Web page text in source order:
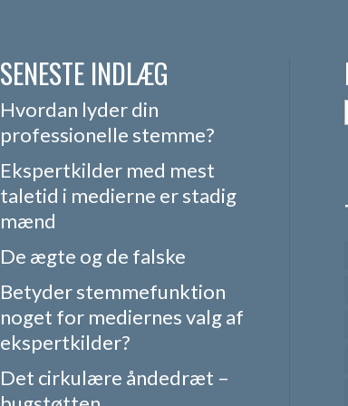
SENESTE INDLÆG
Hvordan lyder din
professionelle stemme?
Ekspertkilder med mest
taletid i medierne er stadig
mænd
De ægte og de falske
Betyder stemmefunktion
noget for mediernes valg af
ekspertkilder?
Det cirkulære åndedræt –